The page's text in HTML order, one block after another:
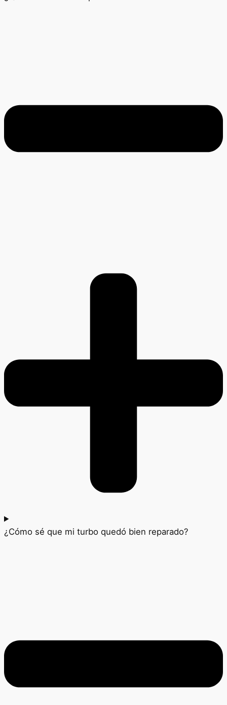
¿Cómo sé que mi turbo quedó bien reparado?